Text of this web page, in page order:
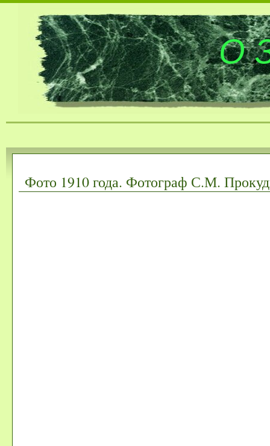
О
Фото 1910 года. Фотограф С.М.